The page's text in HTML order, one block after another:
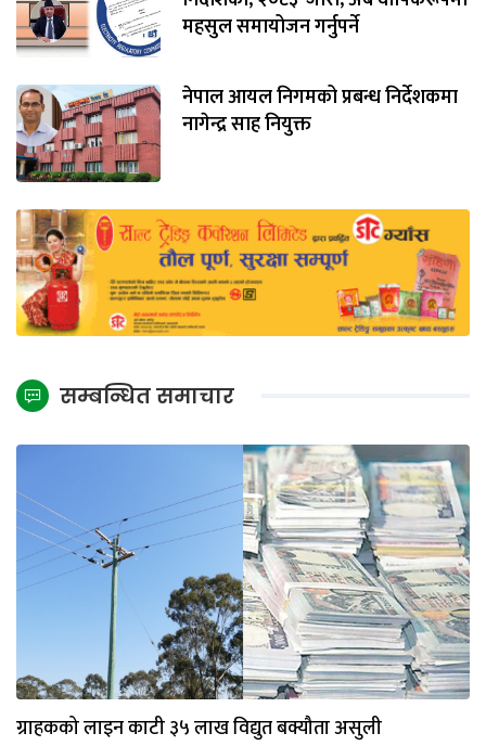
महसुल समायोजन गर्नुपर्ने
नेपाल आयल निगमको प्रबन्ध निर्देशकमा
नागेन्द्र साह नियुक्त
सम्बन्धित समाचार
ग्राहकको लाइन काटी ३५ लाख विद्युत बक्यौता असुली